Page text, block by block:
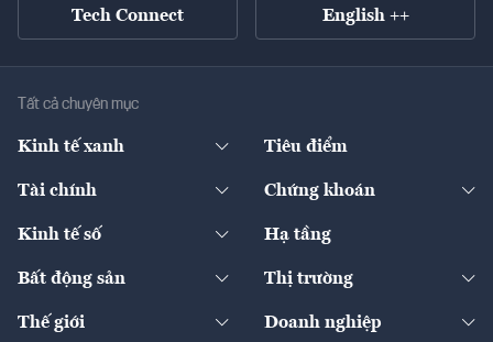
Tech Connect English ++
Tất cả chuyên mục
Kinh tế xanh
Diễn đàn
Tiêu điểm
Tài chính
Ngân hàng
Bảo hiểm
Chứng khoán
Doanh nghiệp niêm yết
Kinh tế số
Sản phẩm - Thị trường
Hạ tầng
Bất động sản
Chính sách
Thị trường
Thế giới Doanh nghiệp